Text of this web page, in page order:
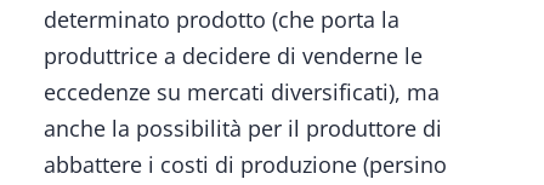
determinato prodotto (che porta la
produttrice a decidere di venderne le
eccedenze su mercati diversificati), ma
anche la possibilità per il produttore di
abbattere i costi di produzione (persino